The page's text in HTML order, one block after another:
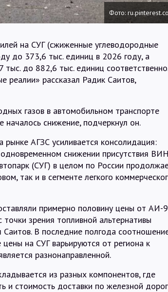
Фото:
на СУГ (сжиженные углеводородные
до 373,6 тыс. единиц в 2026 году, а
до 882,6 тыс. единиц соответственно.
реалии» рассказал Радик Саитов,
газов в автомобильном транспорте
снижение, подчеркнул он.
рынке АГЗС усиливается консолидация:
снижении присутствия
(СУГ) в целом по России
так и в сегменте легкого
примерно половину цены от АИ-
зрения топливной альтернативы
В последние полгода
на СУГ варьируются от региона к
разнонаправленной.
из разных компонентов, где
и стоимость доставки по железной